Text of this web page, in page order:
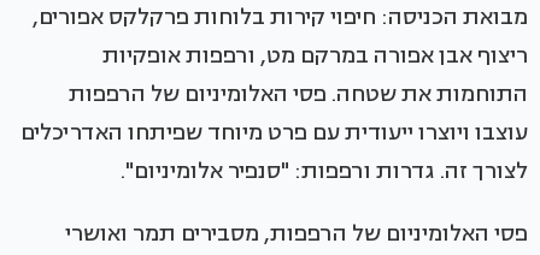
מבואת הכניסה: חיפוי קירות בלוחות פרקלקס אפורים,
ריצוף אבן אפורה במרקם מט, ורפפות אופקיות
התוחמות את שטחה. פסי האלומיניום של הרפפות
עוצבו ויוצרו ייעודית עם פרט מיוחד שפיתחו האדריכלים
לצורך זה. גדרות ורפפות: "סנפיר אלומיניום".
פסי האלומיניום של הרפפות, מסבירים תמר ואושרי